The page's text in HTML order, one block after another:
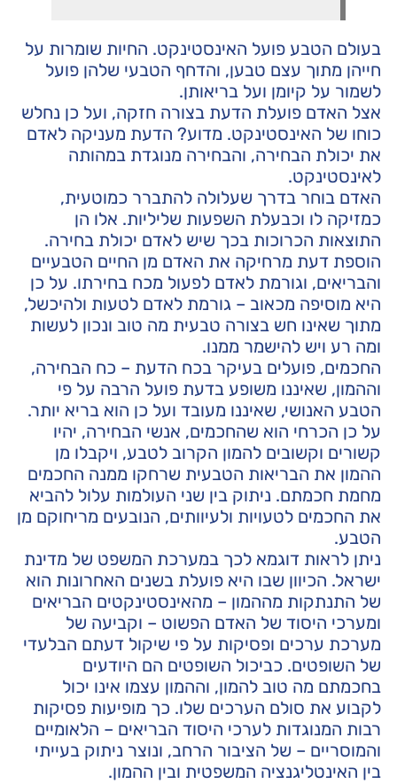
בעולם הטבע פועל האינסטינקט. החיות שומרות על
חייהן מתוך עצם טבען, והדחף הטבעי שלהן פועל
לשמור על קיומן ועל בריאותן.
אצל האדם פועלת הדעת בצורה חזקה, ועל כן נחלש
כוחו של האינסטינקט. מדוע? הדעת מעניקה לאדם
את יכולת הבחירה, והבחירה מנוגדת במהותה
לאינסטינקט.
האדם בוחר בדרך שעלולה להתברר כמוטעית,
כמזיקה לו וכבעלת השפעות שליליות. אלו הן
התוצאות הכרוכות בכך שיש לאדם יכולת בחירה.
הוספת דעת מרחיקה את האדם מן החיים הטבעיים
והבריאים, וגורמת לאדם לפעול מכח בחירתו. על כן
היא מוסיפה מכאוב – גורמת לאדם לטעות ולהיכשל,
מתוך שאינו חש בצורה טבעית מה טוב ונכון לעשות
ומה רע ויש להישמר ממנו.
החכמים, פועלים בעיקר בכח הדעת – כח הבחירה,
וההמון, שאיננו משופע בדעת פועל הרבה על פי
הטבע האנושי, שאיננו מעובד ועל כן הוא בריא יותר.
על כן הכרחי הוא שהחכמים, אנשי הבחירה, יהיו
קשורים וקשובים להמון הקרוב לטבע, ויקבלו מן
ההמון את הבריאות הטבעית שרחקו ממנה החכמים
מחמת חכמתם. ניתוק בין שני העולמות עלול להביא
את החכמים לטעויות ולעיוותים, הנובעים מריחוקם מן
הטבע.
ניתן לראות דוגמא לכך במערכת המשפט של מדינת
ישראל. הכיוון שבו היא פועלת בשנים האחרונות הוא
של התנתקות מההמון – מהאינסטינקטים הבריאים
ומערכי היסוד של האדם הפשוט – וקביעה של
מערכת ערכים ופסיקות על פי שיקול דעתם הבלעדי
של השופטים. כביכול השופטים הם היודעים
בחכמתם מה טוב להמון, וההמון עצמו אינו יכול
לקבוע את סולם הערכים שלו. כך מופיעות פסיקות
רבות המנוגדות לערכי היסוד הבריאים – הלאומיים
והמוסריים – של הציבור הרחב, ונוצר ניתוק בעייתי
בין האינטליגנציה המשפטית ובין ההמון.